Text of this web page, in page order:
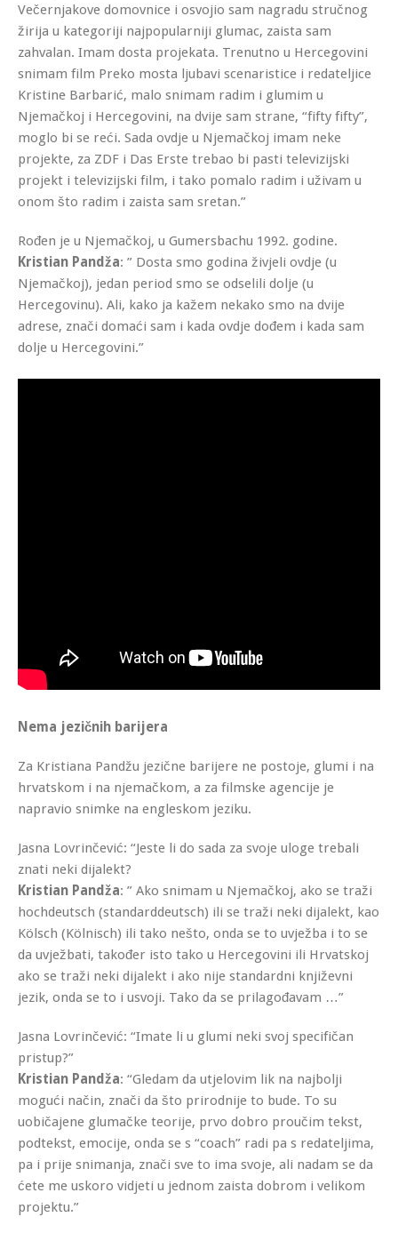
Večernjakove domovnice i osvojio sam nagradu stručnog
žirija u kategoriji najpopularniji glumac, zaista sam
zahvalan. Imam dosta projekata. Trenutno u Hercegovini
snimam film Preko mosta ljubavi scenaristice i redateljice
Kristine Barbarić, malo snimam radim i glumim u
Njemačkoj i Hercegovini, na dvije sam strane, “fifty fifty”,
moglo bi se reći. Sada ovdje u Njemačkoj imam neke
projekte, za ZDF i Das Erste trebao bi pasti televizijski
projekt i televizijski film, i tako pomalo radim i uživam u
onom što radim i zaista sam sretan.”
Rođen je u Njemačkoj, u Gumersbachu 1992. godine.
Kristian Pandža: ” Dosta smo godina živjeli ovdje (u
Njemačkoj), jedan period smo se odselili dolje (u
Hercegovinu). Ali, kako ja kažem nekako smo na dvije
adrese, znači domaći sam i kada ovdje dođem i kada sam
dolje u Hercegovini.”
Nema jezičnih barijera
Za Kristiana Pandžu jezične barijere ne postoje, glumi i na
hrvatskom i na njemačkom, a za filmske agencije je
napravio snimke na engleskom jeziku.
Jasna Lovrinčević: “Jeste li do sada za svoje uloge trebali
znati neki dijalekt?
Kristian Pandža: ” Ako snimam u Njemačkoj, ako se traži
hochdeutsch (standarddeutsch) ili se traži neki dijalekt, kao
Kölsch (Kölnisch) ili tako nešto, onda se to uvježba i to se
da uvježbati, također isto tako u Hercegovini ili Hrvatskoj
ako se traži neki dijalekt i ako nije standardni književni
jezik, onda se to i usvoji. Tako da se prilagođavam …”
Jasna Lovrinčević: “Imate li u glumi neki svoj specifičan
pristup?”
Kristian Pandža: “Gledam da utjelovim lik na najbolji
mogući način, znači da što prirodnije to bude. To su
uobičajene glumačke teorije, prvo dobro proučim tekst,
podtekst, emocije, onda se s “coach” radi pa s redateljima,
pa i prije snimanja, znači sve to ima svoje, ali nadam se da
ćete me uskoro vidjeti u jednom zaista dobrom i velikom
projektu.”